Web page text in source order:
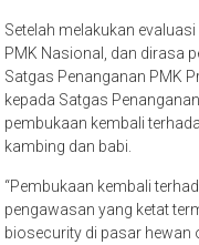
Setelah melakukan
PMK Nasional, dan dirasa
Satgas Penanganan PMK
kepada Satgas
pembukaan kembali
kambing dan babi.
“Pembukaan kembali
pengawasan yang ketat
biosecurity di pasar hewan